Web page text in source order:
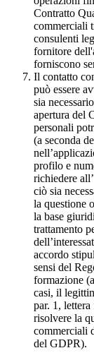
Contratto
commerciali
consulenti
fornitore
forniscono
Il contatto
può essere
sia
apertura del
personali
(a seconda
profilo e
richiedere
ciò sia
la questione
la base
trattamento
accordo
sensi del
formazione
casi, il
par. 1,
risolvere la
commerciali
del GDPR).